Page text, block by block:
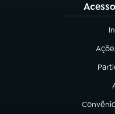
(abre em